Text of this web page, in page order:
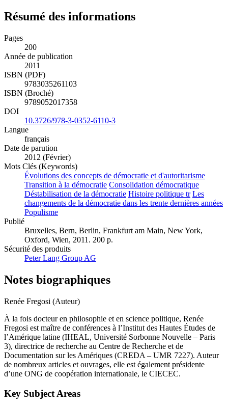
Résumé des informations
Pages
200
Année de publication
2011
ISBN (PDF)
9783035261103
ISBN (Broché)
9789052017358
DOI
10.3726/978-3-0352-6110-3
Langue
français
Date de parution
2012 (Février)
Mots Clés (Keywords)
Évolutions des concepts de démocratie et d'autoritarisme
Transition à la démocratie Consolidation démocratique
Déstabilisation de la démocratie Histoire politique tr Les
changements de la démocratie dans les trente dernières années
Populisme
Publié
Bruxelles, Bern, Berlin, Frankfurt am Main, New York,
Oxford, Wien, 2011. 200 p.
Sécurité des produits
Peter Lang Group AG
Notes biographiques
Renée Fregosi (Auteur)
À la fois docteur en philosophie et en science politique, Renée
Fregosi est maître de conférences à l’Institut des Hautes Études de
l’Amérique latine (IHEAL, Université Sorbonne Nouvelle – Paris
3), directrice de recherche au Centre de Recherche et de
Documentation sur les Amériques (CREDA – UMR 7227). Auteur
de nombreux articles et ouvrages, elle est également présidente
d’une ONG de coopération internationale, le CIECEC.
Key Subject Areas